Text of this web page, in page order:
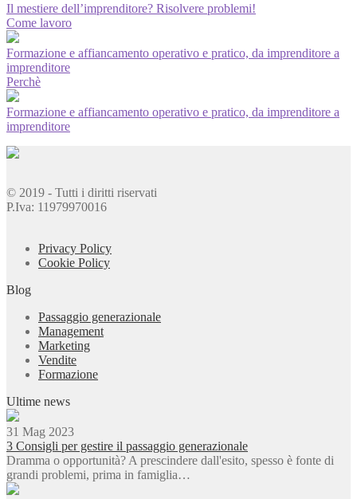
Il mestiere dell’imprenditore? Risolvere problemi!
Come lavoro
Formazione e affiancamento operativo e pratico, da imprenditore a
imprenditore
Perchè
Formazione e affiancamento operativo e pratico, da imprenditore a
imprenditore
© 2019 - Tutti i diritti riservati
P.Iva: 11979970016
Privacy Policy
Cookie Policy
Blog
Passaggio generazionale
Management
Marketing
Vendite
Formazione
Ultime news
31 Mag 2023
3 Consigli per gestire il passaggio generazionale
Dramma o opportunità? A prescindere dall'esito, spesso è fonte di
grandi problemi, prima in famiglia…